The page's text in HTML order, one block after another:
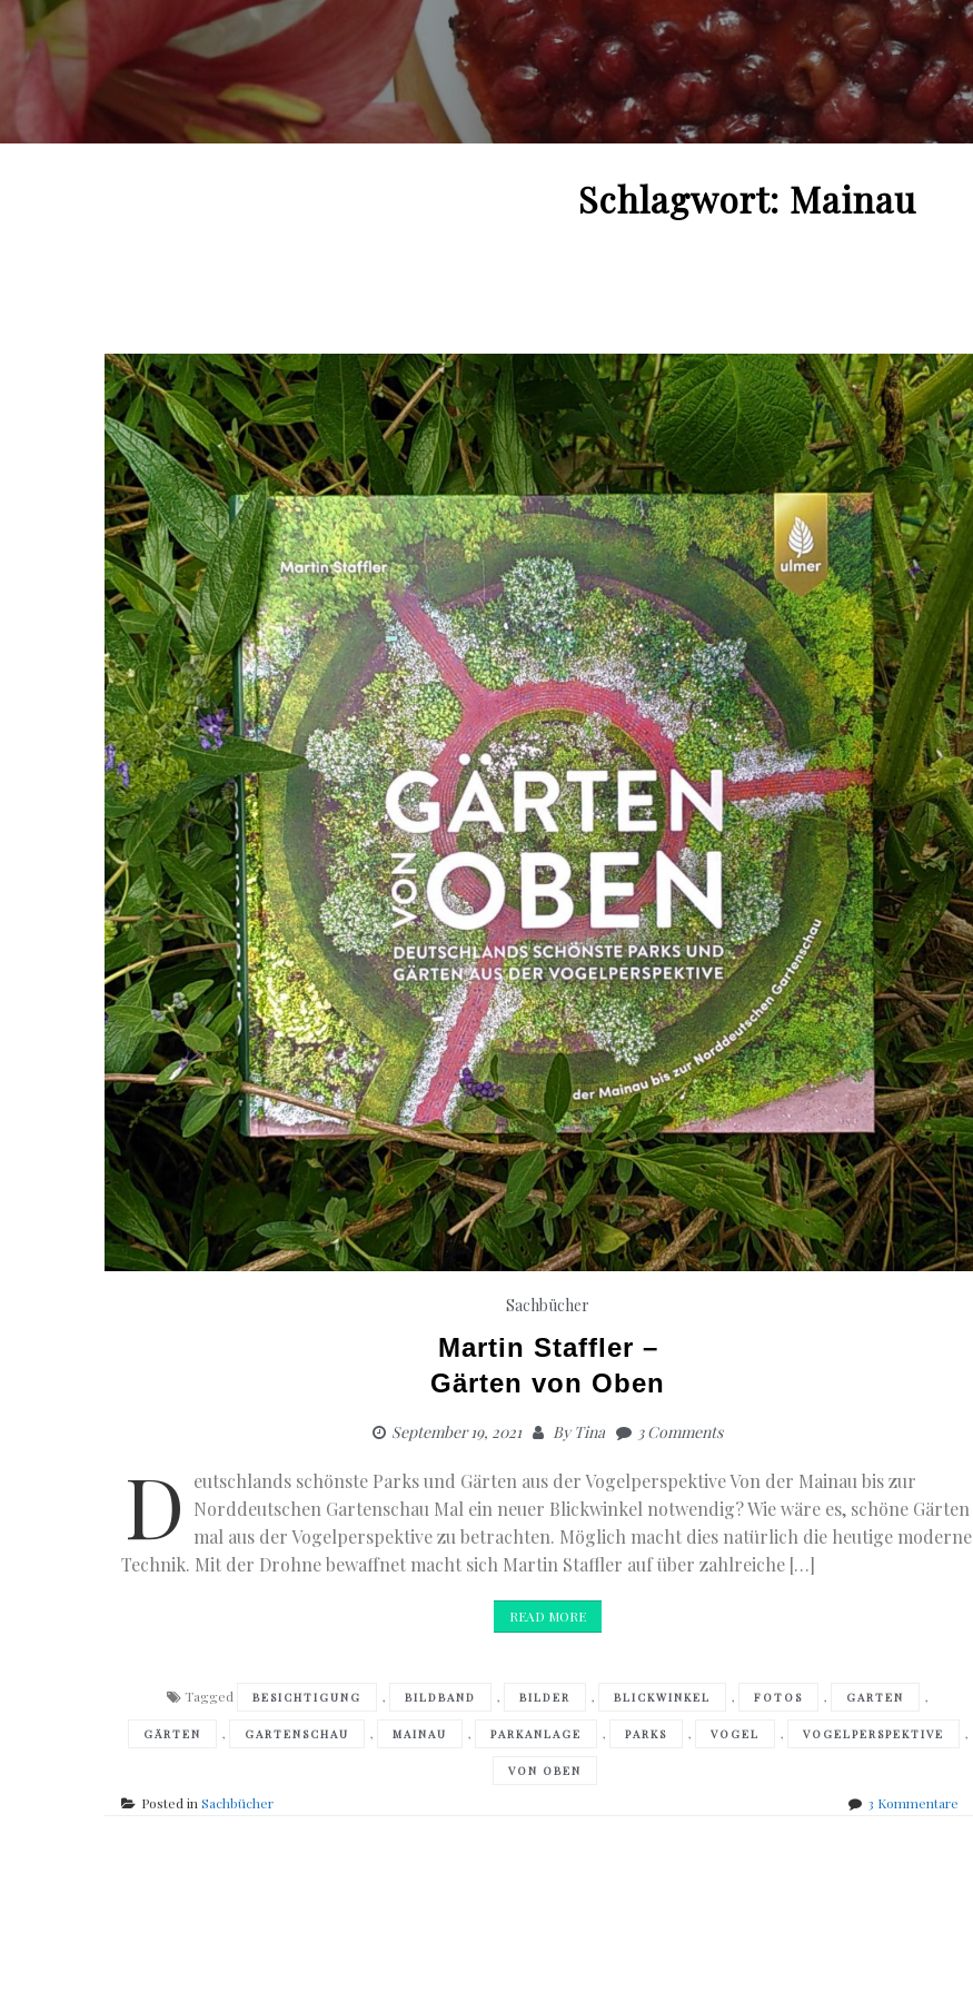
Schlagwort: Mainau
Sachbücher
Martin Staffler –
Gärten von Oben
September 19, 2021 ByTina 3 Comments
D
eutschlands schönste Parks und Gärten aus der Vogelperspektive Von der Mainau bis zur
Norddeutschen Gartenschau Mal ein neuer Blickwinkel notwendig? Wie wäre es, schöne Gärten
mal aus der Vogelperspektive zu betrachten. Möglich macht dies natürlich die heutige moderne
Technik. Mit der Drohne bewaffnet macht sich Martin Staffler auf über zahlreiche […]
READ MORE
Tagged BESICHTIGUNG , BILDBAND , BILDER , BLICKWINKEL , FOTOS , GARTEN ,
GÄRTEN , GARTENSCHAU , MAINAU , PARKANLAGE , PARKS , VOGEL , VOGELPERSPEKTIVE ,
VON OBEN
Posted inSachbücher 3 Kommentarezu